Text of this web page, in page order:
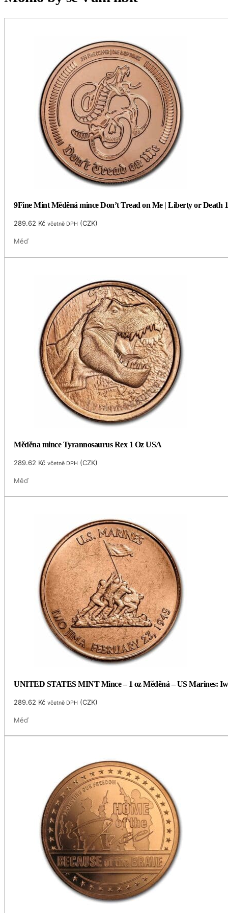
9Fine Mint Měděná mince Don’t Tread on Me | Liberty or Death
289.62 Kč včetně DPH (CZK)
Měď
Měděna mince Tyrannosaurus Rex 1 Oz USA
289.62 Kč včetně DPH (CZK)
Měď
UNITED STATES MINT Mince – 1 oz Měděná – US Marines:
289.62 Kč včetně DPH (CZK)
Měď